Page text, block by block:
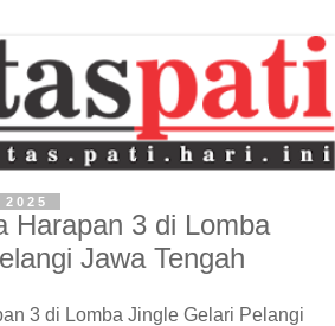
Harapan 3 di Lomba
Jawa Tengah
3 di Lomba Jingle Gelari Pelangi